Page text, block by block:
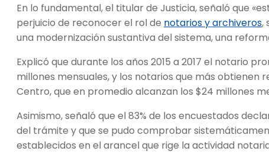
En lo fundamental, el titular de Justicia, señaló que
perjuicio de reconocer el rol de notarios y archiveros,
una modernización sustantiva del sistema, una
Explicó que durante los años 2015 a 2017 el notario
millones mensuales, y los notarios que más obtienen
Centro, que en promedio alcanzan los $24 millones
Asimismo, señaló que el 83% de los encuestados
del trámite y que se pudo comprobar
establecidos en el arancel que rige la actividad